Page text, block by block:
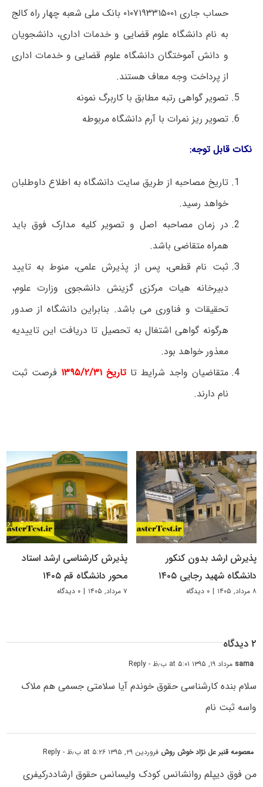
حساب جاری ۰۱۰۷۱۹۳۳۱۵۰۰۱ بانک ملی شعبه چهار راه کالج
به نام دانشگاه علوم قضایی و خدمات اداری، دانشجویان
و دانش آموختگان دانشگاه علوم قضایی و خدمات اداری
از پرداخت وجه معاف هستند.
تصویر گواهی رتبه مطابق با کاربرگ نمونه
تصویر ریز نمرات با آرم دانشگاه مربوطه
نکات قابل توجه:
تاریخ مصاحبه از طریق سایت دانشگاه به اطلاع داوطلبان
خواهد رسید.
در زمان مصاحبه اصل و تصویر کلیه مدارک فوق باید
همراه متقاضی باشد.
ثبت نام قطعی، پس از پذیرش علمی، منوط به تایید
دبیرخانه هیات مرکزی گزینش دانشجوی وزارت علوم،
تحقیقات و فناوری می باشد. بنابراین دانشگاه از صدور
هرگونه گواهی اشتغال به تحصیل تا دریافت این تاییدیه
معذور خواهد بود.
متقاضیان واجد شرایط تا تاریخ ۱۳۹۵/۲/۳۱
فرصت ثبت
نام دارند.
پذیرش ارشد بدون کنکور
دانشگاه شهید رجایی ۱۴۰۵
۸ مرداد, ۱۴۰۵ | ۰ دیدگاه
پذیرش کارشناسی ارشد استاد
محور دانشگاه قم ۱۴۰۵
۷ مرداد, ۱۴۰۵ | ۰ دیدگاه
۲ دیدگاه
sama مرداد ۱۹, ۱۳۹۵ at ۵:۰۱ ب٫ظ - Reply
سلام بنده کارشناسی حقوق خوندم آیا سلامتی جسمی هم ملاک
واسه ثبت نام
معصومه قنبر عل نژاد خوش روش فروردین ۲۹, ۱۳۹۵ at ۵:۲۶ ب٫ظ - Reply
من فوق دیپلم روانشانس کودک ولیسانس حقوق ارشاددرکیفری